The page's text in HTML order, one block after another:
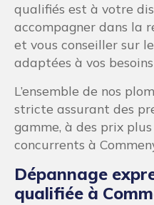
qualifiés est à votre
accompagner dans la
et vous conseiller sur
adaptées à vos
L’ensemble de nos
stricte assurant des
gamme, à des prix
concurrents à
Dépannage
qualifiée à